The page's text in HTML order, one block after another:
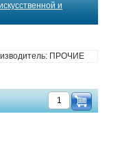
и
ПРОЧИЕ